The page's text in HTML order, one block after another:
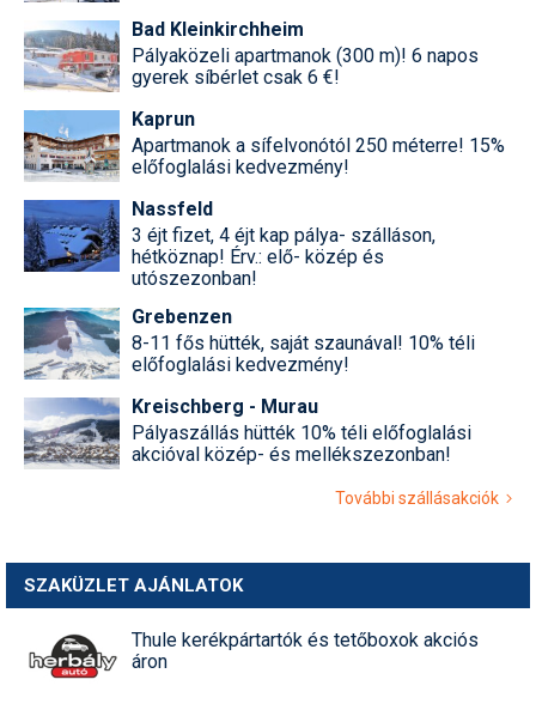
Bad Kleinkirchheim
Pályaközeli apartmanok (300 m)! 6 napos
gyerek síbérlet csak 6 €!
Kaprun
Apartmanok a sífelvonótól 250 méterre! 15%
előfoglalási kedvezmény!
Nassfeld
3 éjt fizet, 4 éjt kap pálya- szálláson,
hétköznap! Érv.: elő- közép és
utószezonban!
Grebenzen
8-11 fős hütték, saját szaunával! 10% téli
előfoglalási kedvezmény!
Kreischberg - Murau
Pályaszállás hütték 10% téli előfoglalási
akcióval közép- és mellékszezonban!
További szállásakciók
SZAKÜZLET AJÁNLATOK
Thule kerékpártartók és tetőboxok akciós
áron